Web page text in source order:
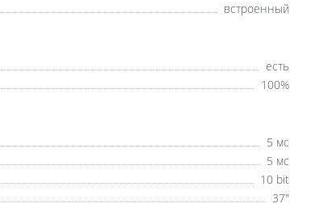
встроенный
есть
100%
5 мс
5 мс
10 bit
37"